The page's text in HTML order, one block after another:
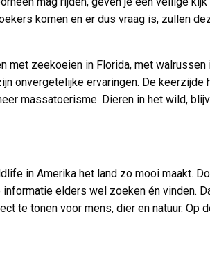
komen en er dus vraag is, zullen
met zeekoeien in Florida, met
onvergetelijke ervaringen. De keerzijde
massatoerisme. Dieren in het wild,
in Amerika het land zo mooi maakt.
elders wel zoeken én vinden.
te tonen voor mens, dier en natuur. Op